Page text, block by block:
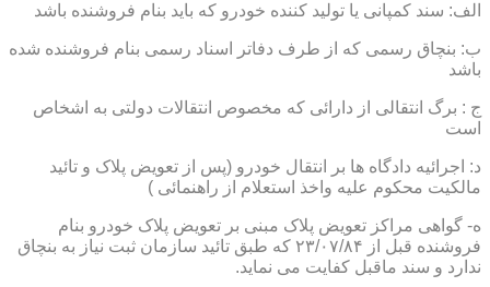
الف: سند کمپانی یا تولید کننده خودرو که باید بنام فروشنده باشد
ب: بنچاق رسمی که از طرف دفاتر اسناد رسمی بنام فروشنده شده
باشد
ج : برگ انتقالی از دارائی که مخصوص انتقالات دولتی به اشخاص
است
د: اجرائیه دادگاه ها بر انتقال خودرو (پس از تعویض پلاک و تائید
مالکیت محکوم علیه واخذ استعلام از راهنمائی )
ه- گواهی مراکز تعویض پلاک مبنی بر تعویض پلاک خودرو بنام
فروشنده قبل از ۲۳/۰۷/۸۴ که طبق تائید سازمان ثبت نیاز به بنچاق
ندارد و سند ماقبل کفایت می نماید.